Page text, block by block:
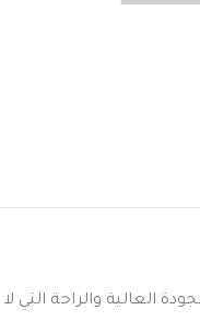
والراحة التي